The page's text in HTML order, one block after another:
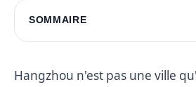
SOMMAIRE
Mystères historiques de
Vibrance culturelle et traditions
Hangzhou n'est pas une ville